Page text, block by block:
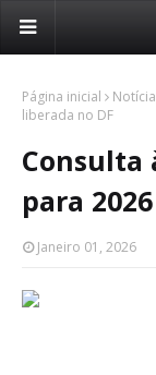
Página inicial
liberada no DF
Consulta
para
Janeiro 01, 2026